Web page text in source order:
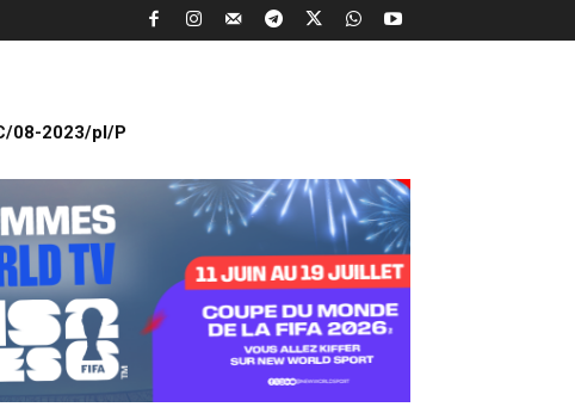
08-2023/pl/P